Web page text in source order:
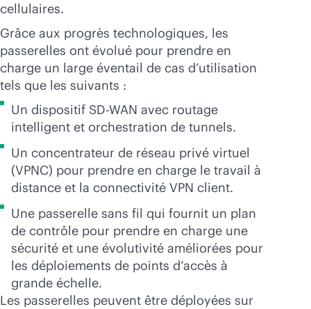
cellulaires.
Grâce aux progrès technologiques, les
passerelles ont évolué pour prendre en
charge un large éventail de cas d’utilisation
tels que les suivants :
Un dispositif SD-WAN avec routage
intelligent et orchestration de tunnels.
Un concentrateur de réseau privé virtuel
(VPNC) pour prendre en charge le travail à
distance et la connectivité VPN client.
Une passerelle sans fil qui fournit un plan
de contrôle pour prendre en charge une
sécurité et une évolutivité améliorées pour
les déploiements de points d’accès à
grande échelle.
Les passerelles peuvent être déployées sur